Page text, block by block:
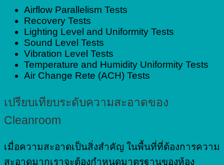
Airflow Parallelism Tests
Recovery Tests
Lighting Level and Uniformity Tests
Sound Level Tests
Vibration Level Tests
Temperature and Humidity Uniformity Tests
Air Change Rete (ACH) Tests
เปรียบเทียบระดับความสะอาดของ
Cleanroom
เมื่อความสะอาดเป็นสิ่งสำคัญ ในพื้นที่ที่ต้องการความ
สะอาดมากเราจะต้องกำหนดมาตรฐานของห้อง